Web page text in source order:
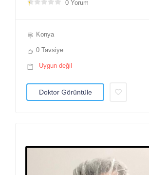
0 Yorum
Konya
0 Tavsiye
Uygun değil
Doktor Görüntüle